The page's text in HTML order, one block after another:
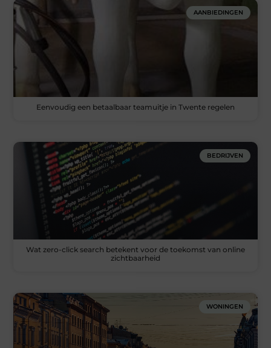
AANBIEDINGEN
Eenvoudig een betaalbaar teamuitje in Twente regelen
BEDRIJVEN
Wat zero-click search betekent voor de toekomst van online
zichtbaarheid
WONINGEN